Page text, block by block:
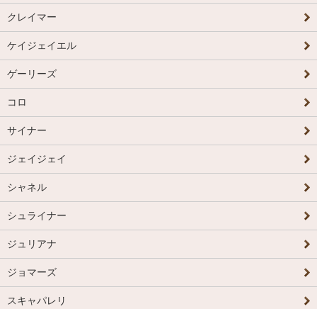
クレイマー
ケイジェイエル
ゲーリーズ
コロ
サイナー
ジェイジェイ
シャネル
シュライナー
ジュリアナ
ジョマーズ
スキャパレリ